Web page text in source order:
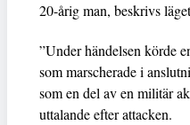
20-årig man, beskrivs
”Under händelsen körde
som marscherade i
som en del av en militär
uttalande efter attacken.